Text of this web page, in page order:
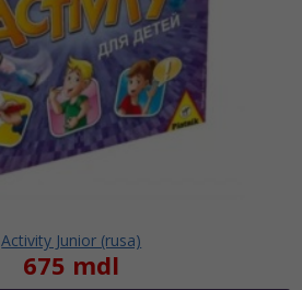
Activity Junior (rusa)
675 mdl